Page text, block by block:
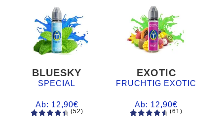
BLUESKY
SPECIAL
Ab: 12,90€
(52)
EXOTIC
FRUCHTIG EXOTIC
Ab: 12,90€
(61)